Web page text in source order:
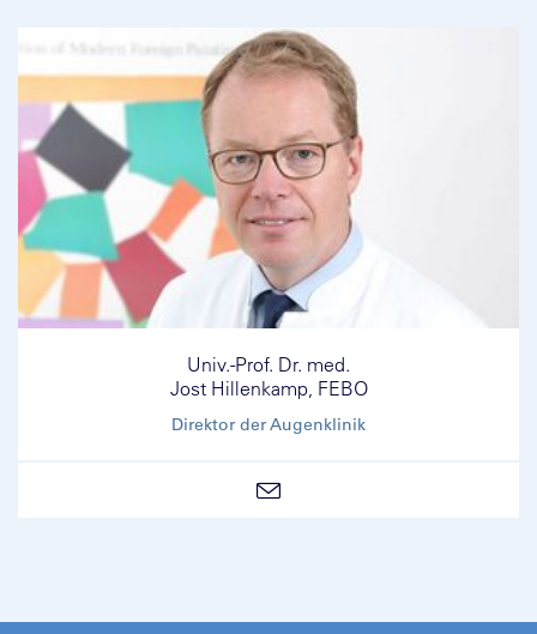
Univ.-Prof. Dr. med.
Jost Hillenkamp, FEBO
Direktor der Augenklinik